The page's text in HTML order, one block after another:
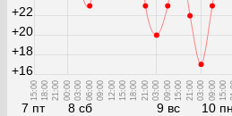
7 пт
15:00 18:00 21:00
8 сб
00:00 03:00 06:00 09:00 12:00 15:00 18:00 21:00
9 вс
03:00 09:00 15:00 21:00
10 пн
03:00 09:00 15:00
+16
+18
+20
+22